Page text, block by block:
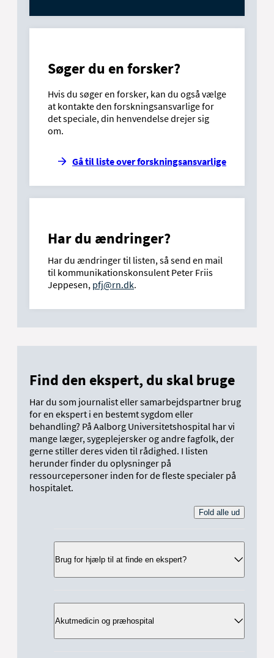
Søger du en forsker?
Hvis du søger en forsker, kan du også vælge
at kontakte den forskningsansvarlige for
det speciale, din henvendelse drejer sig
om.
Gå til liste over forskningsansvarlige
Har du ændringer?
Har du ændringer til listen, så send en mail
til kommunikationskonsulent Peter Friis
Jeppesen, pfj@rn.dk.
Find den ekspert, du skal bruge
Har du som journalist eller samarbejdspartner brug
for en ekspert i en bestemt sygdom eller
behandling? På Aalborg Universitetshospital har vi
mange læger, sygeplejersker og andre fagfolk, der
gerne stiller deres viden til rådighed. I listen
herunder finder du oplysninger på
ressourcepersoner inden for de fleste specialer på
hospitalet.
Fold alle ud
Brug for hjælp til at finde en ekspert?
Har du brug for hjælp til at finde den rette
ekspert, så er du meget velkommen til at
Akutmedicin og præhospital